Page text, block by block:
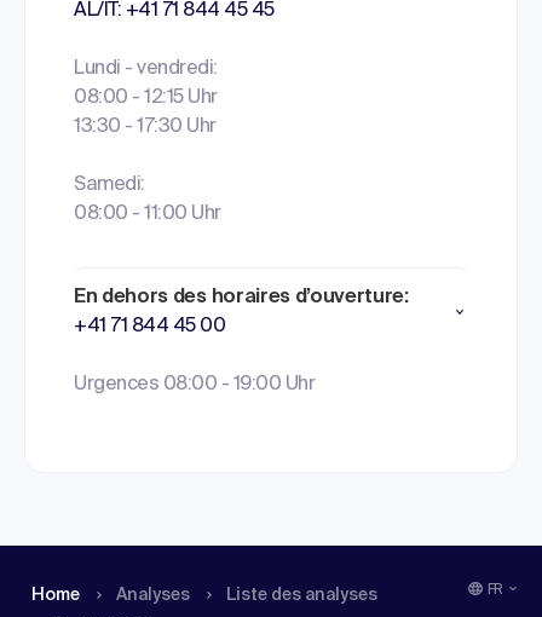
AL/IT: +41 71 844 45 45
Lundi - vendredi:
08:00 - 12:15 Uhr
13:30 - 17:30 Uhr
Samedi:
08:00 - 11:00 Uhr
En dehors des horaires d’ouverture:
+41 71 844 45 00
Urgences 08:00 - 19:00 Uhr
Home Analyses
Liste des analyses
FR